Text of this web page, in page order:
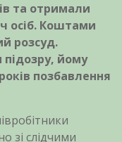
та отримали
осіб. Коштами
розсуд.
підозру, йому
позбавлення
зі слідчими